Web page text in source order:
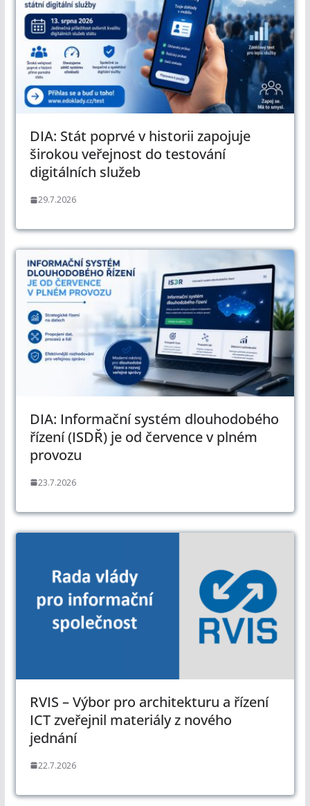
DIA: Stát poprvé v historii zapojuje
širokou veřejnost do testování
digitálních služeb
29.7.2026
DIA: Informační systém dlouhodobého
řízení (ISDŘ) je od července v plném
provozu
23.7.2026
RVIS – Výbor pro architekturu a řízení
ICT zveřejnil materiály z nového
jednání
22.7.2026